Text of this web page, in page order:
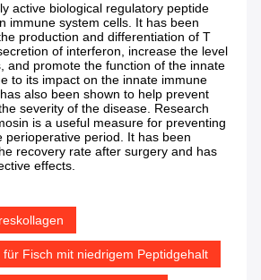
active biological regulatory peptide
immune system cells. It has been
production and differentiation of T
of interferon, increase the level
and promote the function of the innate
to its impact on the innate immune
also been shown to help prevent
severity of the disease. Research
is a useful measure for preventing
perioperative period. It has been
recovery rate after surgery and has
effects.
Fisch mit niedrigem Peptidgehalt